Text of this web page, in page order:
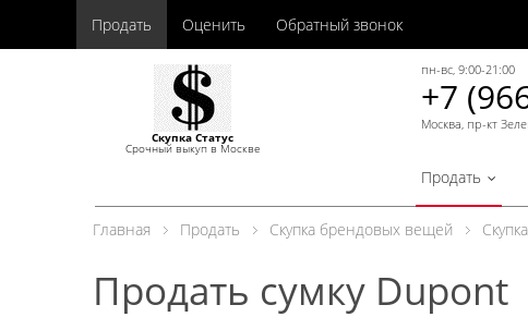
Продать Оценить Обратный звонок
Скупка Статус
Срочный выкуп в Москве
пн-вс, 9:00-21:00
+7
Москва, пр-кт
Продать
Главная Продать Скупка брендовых вещей
Продать сумку Dupont